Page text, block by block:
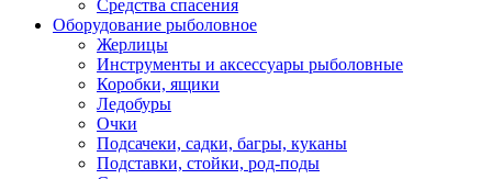
Средства спасения
Оборудование рыболовное
Жерлицы
Инструменты и аксессуары рыболовные
Коробки, ящики
Ледобуры
Очки
Подсачеки, садки, багры, куканы
Подставки, стойки, род-поды